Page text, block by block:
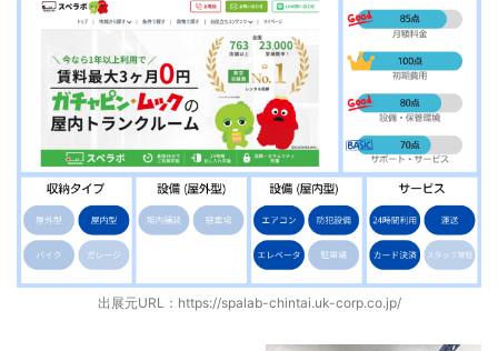
出展元URL： https://spalab-chintai.uk-corp.co.jp/